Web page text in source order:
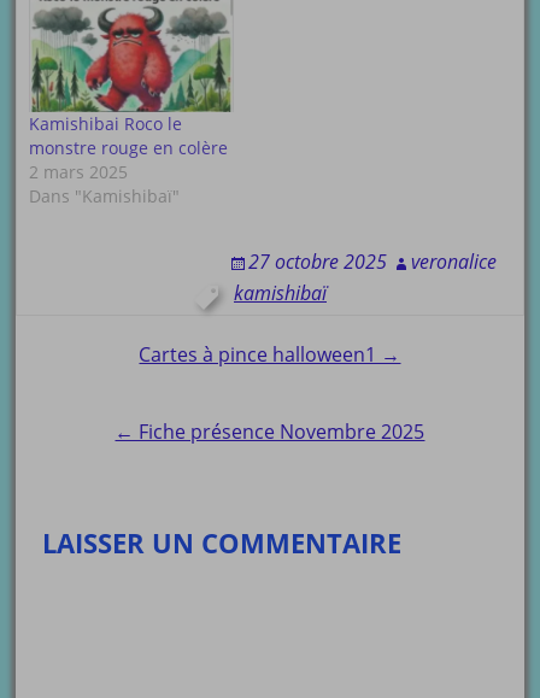
Kamishibai Roco le
monstre rouge en colère
2 mars 2025
Dans "Kamishibaï"
27 octobre 2025
veronalice
kamishibaï
navigation
Cartes à pince halloween1 →
← Fiche présence Novembre 2025
LAISSER UN COMMENTAIRE